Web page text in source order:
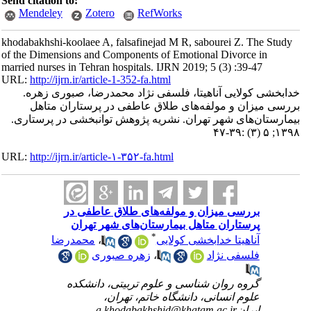
Mendeley
Zotero RefWorks
khodabakhshi-koolaee A, falsafinejad M R, sabourei Z. The Study
of the Dimensions and Components of Emotional Divorce in
married nurses in Tehran hospitals. IJRN 2019; 5 (3) :39-47
URL:http://ijrn.ir/article-1-352-fa.html
خدابخشی کولایی آناهیتا، فلسفی نژاد محمدرضا، صبوری زهره.
ﺑﺮرﺳﯽ ﻣﯿﺰان و ﻣﻮﻟﻔﻪ‌ﻫﺎی ﻃﻼق ﻋﺎﻃﻔﯽ در پرستاران متاهل
ﺑﯿﻤﺎرﺳﺘﺎن‌ﻫﺎی ﺷﻬﺮ ﺗﻬﺮان. نشریه پژوهش توانبخشی در پرستاری.
۱۳۹۸; ۵ (۳) :۳۹-۴۷
URL:http://ijrn.ir/article-۱-۳۵۲-fa.html
ﺑﺮرﺳﯽ ﻣﯿﺰان و ﻣﻮﻟﻔﻪ‌ﻫﺎی ﻃﻼق ﻋﺎﻃﻔﯽ در
پرستاران متاهل ﺑﯿﻤﺎرﺳﺘﺎن‌ﻫﺎی ﺷﻬﺮ ﺗﻬﺮان
آناهیتا خدابخشی کولایی
،محمدرضا
فلسفی نژاد
،زهره صبوری
گروه روان شناسی و علوم تربیتی، دانشکده
علوم انسانی، دانشگاه خاتم، تهران،